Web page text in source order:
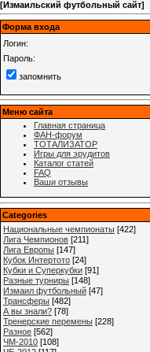
[Измаильский футбольный сайт]
Форма входа
Логин:
Пароль:
запомнить
Меню сайта
Главная страница
ФАН-форум
ТОТАЛИЗАТОР
Игры для эрудитов
Каталог статей
FAQ
Ваши отзывы
Categories
Национальные чемпионаты [422]
Лига Чемпионов [211]
Лига Европы [147]
Кубок Интертото [24]
Кубки и Суперкубки [91]
Разные турниры [148]
Измаил футбольный [47]
Трансферы [482]
А вы знали? [78]
Тренерские перемены [228]
Разное [562]
ЧМ-2010 [108]